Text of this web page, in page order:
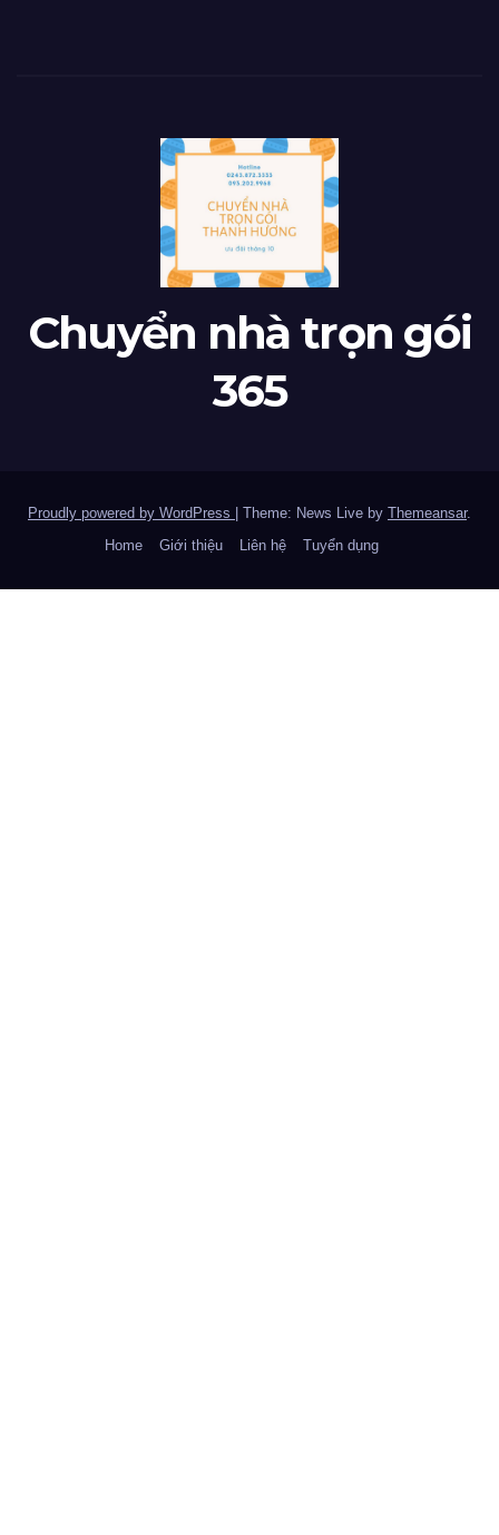
Chuyển nhà trọn gói
365
Proudly powered by WordPress Theme: News Live by Themeansar.
Home
Giới thiệu Liên hệ Tuyển dụng